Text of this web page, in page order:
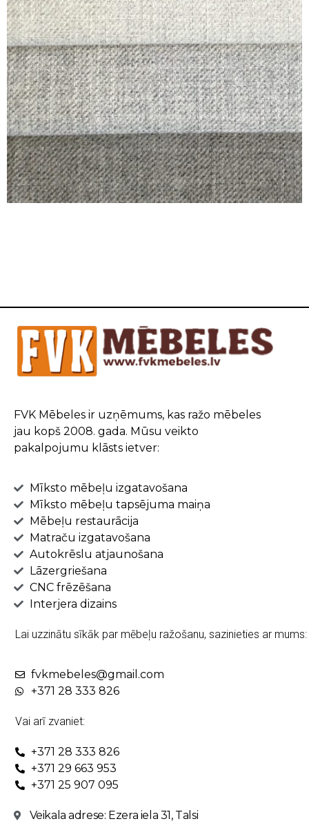
FVK Mēbeles ir uzņēmums, kas ražo mēbeles
jau kopš 2008. gada. Mūsu veikto
pakalpojumu klāsts ietver:
Mīksto mēbeļu izgatavošana
Mīksto mēbeļu tapsējuma maiņa
Mēbeļu restaurācija
Matraču izgatavošana
Autokrēslu atjaunošana
Lāzergriešana
CNC frēzēšana
Interjera dizains
Lai uzzinātu sīkāk par mēbeļu ražošanu, sazinieties ar mums:
fvkmebeles@gmail.com
+371 28 333 826
Vai arī zvaniet:
+371 28 333 826
+371 29 663 953
+371 25 907 095
Veikala adrese: Ezera iela 31, Talsi